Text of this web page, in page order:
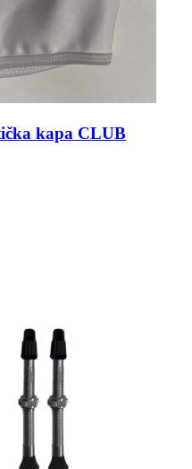
kapa CLUB